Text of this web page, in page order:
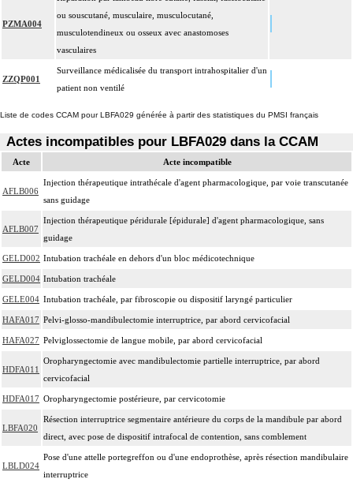
PZMA004
ou souscutané, musculaire, musculocutané,
musculotendineux ou osseux avec anastomoses
vasculaires
ZZQP001
Surveillance médicalisée du transport intrahospitalier d'un
patient non ventilé
Liste de codes CCAM pour LBFA029 générée à partir des statistiques du PMSI français
Actes incompatibles pour LBFA029 dans la CCAM
Acte Acte incompatible
AFLB006
Injection thérapeutique intrathécale d'agent pharmacologique, par voie transcutanée
sans guidage
AFLB007
Injection thérapeutique péridurale [épidurale] d'agent pharmacologique, sans
guidage
GELD002 Intubation trachéale en dehors d'un bloc médicotechnique
GELD004 Intubation trachéale
GELE004 Intubation trachéale, par fibroscopie ou dispositif laryngé particulier
HAFA017 Pelvi-glosso-mandibulectomie interruptrice, par abord cervicofacial
HAFA027 Pelviglossectomie de langue mobile, par abord cervicofacial
HDFA011
Oropharyngectomie avec mandibulectomie partielle interruptrice, par abord
cervicofacial
HDFA017 Oropharyngectomie postérieure, par cervicotomie
LBFA020
Résection interruptrice segmentaire antérieure du corps de la mandibule par abord
direct, avec pose de dispositif intrafocal de contention, sans comblement
LBLD024
Pose d'une attelle portegreffon ou d'une endoprothèse, après résection mandibulaire
interruptrice